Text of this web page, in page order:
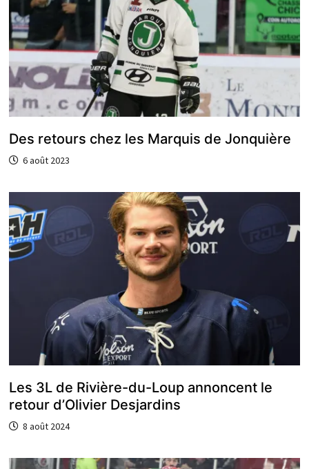
Des retours chez les Marquis de Jonquière
6 août 2023
Les 3L de Rivière-du-Loup annoncent le
retour d’Olivier Desjardins
8 août 2024